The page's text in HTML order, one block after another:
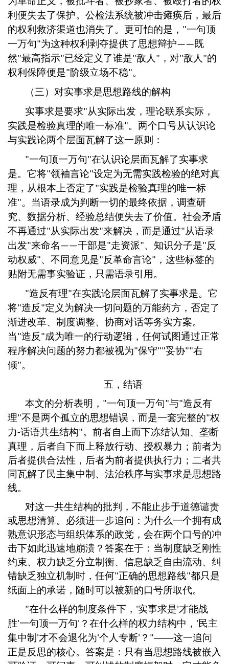
利便失去了保护。公检法系统被冲击瘫痪后，最后
的权利救济渠道也消失了。更可怕的是， "一句顶
一万句"为这种权利剥夺提供了思想辩护——既
然"最高指示"已经定义了谁是"敌人 " ，对"敌人 "的
权利保障便是"阶级立场不稳"。
（三）对实事求是思想路线的解构
实事求是要求"从实际出发，理论联系实际，
实践是检验真理的唯一标准"。两个口号从认识论
与实践论两个层面瓦解了这一原则：
"一句顶一万句"在认识论层面瓦解了实事求
是。它将"领袖言论"设定为无需实践检验的绝对真
理，从根本上否定了 "实践是检验真理的唯一标
准"。当语录成为判断一切的最终依据，调查研
究、数据分析、经验总结便失去了价值。社会矛盾
不再通过"从实际出发"来解决，而是通过"从语录
出发"来命名 ——干部是"走资派"、知识分子是"反
动权威"、不同意见是"反革命言论" ，这些标签的
贴附无需事实验证，只需语录引用。
"造反有理"在实践论层面瓦解了实事求是。它
将"造反 "定义为解决一切问题的万能药方，否定了
渐进改革、制度调整、协商对话等务实方案。
当"造反 "成为唯一的行动逻辑，任何试图通过正常
程序解决问题的努力都被视为"保守""妥协""右
倾"。
五，结语
本文的分析表明， "一句顶一万句"与"造反有
理"不是两个孤立的思想错误，而是一套完整的"权
力-话语共生结构"。前者自上而下冻结认知、垄断
真理，后者自下而上释放行动、授权暴力；前者为
后者提供合法性，后者为前者提供执行力；二者共
同瓦解了民主集中制、法治秩序与实事求是思想路
线。
对这一共生结构的批判，不能止步于道德谴责
或思想清算。必须进一步追问：为什么一个拥有成
熟意识形态与组织体系的政党，会在两个口号的冲
击下如此迅速地崩溃？答案在于：当制度缺乏刚性
约束、权力缺乏分立制衡、信息缺乏自由流动、纠
错缺乏独立机制时，任何"正确的思想路线"都只是
纸面上的承诺，随时可以被新的口号所取代。
"在什么样的制度条件下， '实事求是'才能战
胜'一句顶一万句' ？在什么样的权力结构中， ' 民主
集中制 '才不会退化为'个人专断' ？ "——这一追问
正是反思的核心。答案是：只有当思想路线被嵌入